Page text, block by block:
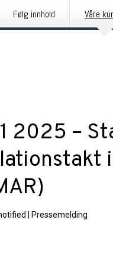
Følg innhold Våre
2025 –
Pressemelding